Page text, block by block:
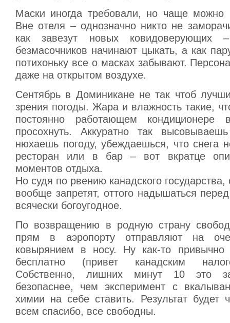
Маски иногда требовали, но чаще
Вне отеля – однозначно никто не
как завезут новых
безмасочников начинают цыкать, а как
потихоньку все о масках забывают.
даже на открытом воздухе.
Сентябрь в Доминикане не так чтоб
зрения погоды. Жара и влажность такие,
постоянно работающем
просохнуть. Аккуратно так
нюхаешь погоду, убеждаешься, что снега
ресторан или в бар – вот вкратце
моментов отдыха.
Но судя по рвению канадского государства,
вообще запретят, оттого надышаться
всячески богоугодное.
По возвращению в родную страну
прям в аэропорту отправляют на
ковырянием в носу. Ну как-то
бесплатно (привет канадским
Собственно, лишних минут 10 это
безопаснее, чем эксперимент с
химии на себе ставить. Результат будет
всем спасибо, все свободны.